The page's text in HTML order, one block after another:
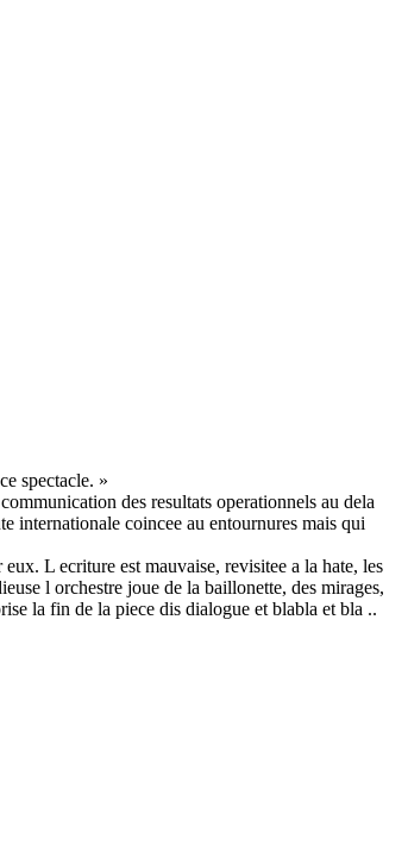
spectacle. »
des resultats operationnels au dela
internationale coincee au entournures mais qui
L ecriture est mauvaise, revisitee a la hate, les
l orchestre joue de la baillonette, des mirages,
la fin de la piece dis dialogue et blabla et bla ..